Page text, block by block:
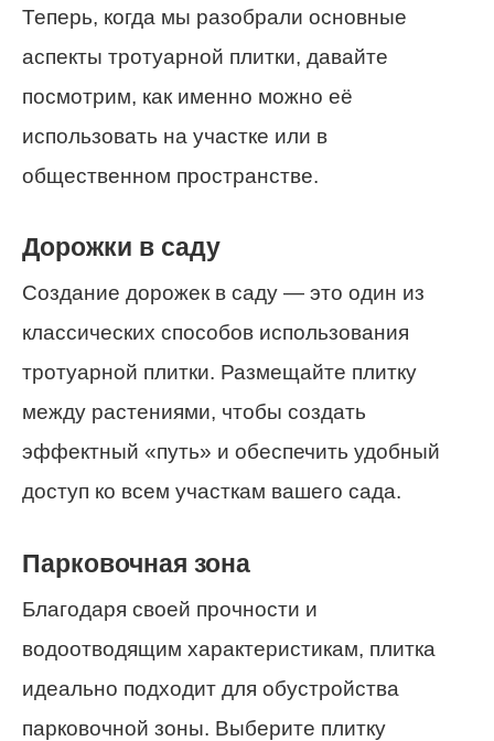
Теперь, когда мы разобрали основные
аспекты тротуарной плитки, давайте
посмотрим, как именно можно её
использовать на участке или в
общественном пространстве.
Дорожки в саду
Создание дорожек в саду — это один из
классических способов использования
тротуарной плитки. Размещайте плитку
между растениями, чтобы создать
эффектный «путь» и обеспечить удобный
доступ ко всем участкам вашего сада.
Парковочная зона
Благодаря своей прочности и
водоотводящим характеристикам, плитка
идеально подходит для обустройства
парковочной зоны. Выберите плитку